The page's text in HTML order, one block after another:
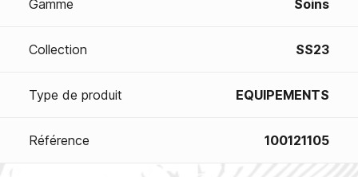
Gamme Soins
Collection SS23
Type de produit EQUIPEMENTS
Référence 100121105